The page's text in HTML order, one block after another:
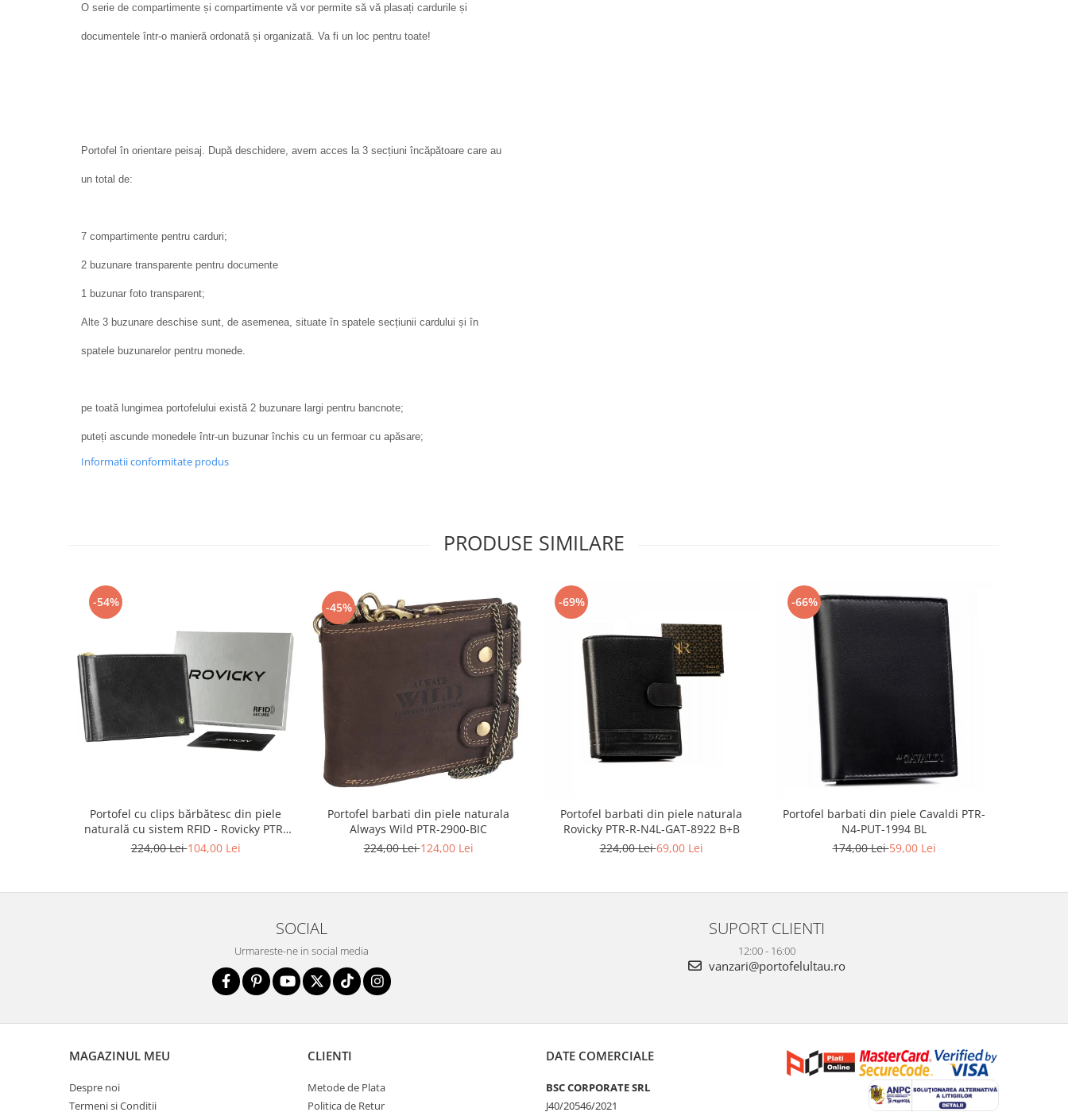
O serie de compartimente și compartimente vă vor permite să vă plasați cardurile și
documentele într-o manieră ordonată și organizată. Va fi un loc pentru toate!
Portofel în orientare peisaj. După deschidere, avem acces la 3 secțiuni încăpătoare care au
un total de:
7 compartimente pentru carduri;
2 buzunare transparente pentru documente
1 buzunar foto transparent;
Alte 3 buzunare deschise sunt, de asemenea, situate în spatele secțiunii cardului și în
spatele buzunarelor pentru monede.
pe toată lungimea portofelului există 2 buzunare largi pentru bancnote;
puteți ascunde monedele într-un buzunar închis cu un fermoar cu apăsare;
Informatii conformitate produs
PRODUSE SIMILARE
-54%
Portofel cu clips bărbătesc din piele
naturală cu sistem RFID - Rovicky PTR-
N1908-RVT-9799 BLACK
224,00 Lei104,00 Lei
-45%
Portofel barbati din piele naturala
Always Wild PTR-2900-BIC
224,00 Lei124,00 Lei
-69%
Portofel barbati din piele naturala
Rovicky PTR-R-N4L-GAT-8922 B+B
224,00 Lei69,00 Lei
-66%
Portofel barbati din piele Cavaldi PTR-
N4-PUT-1994 BL
174,00 Lei59,00 Lei
SOCIAL
Urmareste-ne in social media
SUPORT CLIENTI
12:00 - 16:00
vanzari@portofelultau.ro
MAGAZINUL MEU
Despre noi
Termeni si Conditii
CLIENTI
Metode de Plata
Politica de Retur
DATE COMERCIALE
BSC CORPORATE SRL
J40/20546/2021